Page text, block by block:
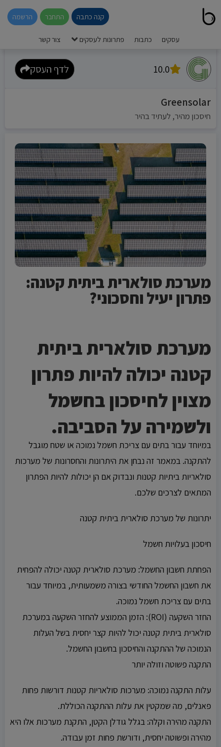
קנה כתבה התחבר הרשמה
עסקים כתבות פתרונות לעסקים צור קשר
10.0 לדף העסק
Greensolar
חיסכון מהיר, לעתיד בהיר
מערכת סולארית ביתית קטנה:
פתרון יעיל וחסכוני?
מערכת סולארית ביתית
קטנה יכולה להיות פתרון
מצוין לחיסכון בחשמל
ולשמירה על הסביבה.
במיוחד עבור בתים עם צריכת חשמל נמוכה או שטח מוגבל
להתקנה. במאמר זה נבחן את היתרונות והחסרונות של מערכות
סולאריות ביתיות קטנות ונבדוק אם הן יכולות להיות הפתרון
המתאים לצרכים שלכם.
יתרונות של מערכת סולארית ביתית קטנה
חיסכון בעלויות חשמל
הפחתת חשבון החשמל: מערכת סולארית קטנה יכולה להפחית
את חשבון החשמל החודשי בצורה משמעותית, במיוחד עבור
בתים עם צריכת חשמל נמוכה.
החזר השקעה (ROI): הזמן הממוצע להחזר השקעה במערכת
סולארית ביתית קטנה יכול להיות קצר יחסית בשל העלות
הנמוכה של ההתקנה והחיסכון בחשבון החשמל.
התקנה פשוטה וזולה יותר
עלות התקנה נמוכה: מערכות סולאריות קטנות דורשות פחות
פאנלים, מה שמקטין את עלות ההתקנה הכוללת.
התקנה מהירה וקלה: בגלל גודלן הקטן, התקנת מערכות אלו היא
מהירה ופשוטה יחסית, ודורשת פחות זמן עבודה.